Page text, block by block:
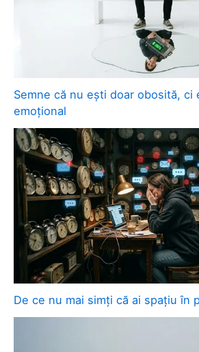
Semne că nu ești doar obosită, ci
emoțional
De ce nu mai simți că ai spațiu în